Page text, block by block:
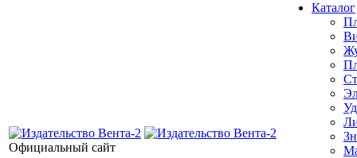
Официальный сайт
Каталог